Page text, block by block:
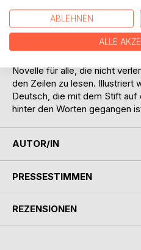
verschwundenen Insel zu
Seekarte eingezeichnet, die
stammt. Sie stoßen auf die
nicht zu sich finden konnte
Novelle für alle, die nicht
den Zeilen zu lesen. Illustriert
Deutsch, die mit dem Stift auf
hinter den Worten gegangen
AUTOR/IN
PRESSESTIMMEN
REZENSIONEN
ABLEHNEN
ALLE